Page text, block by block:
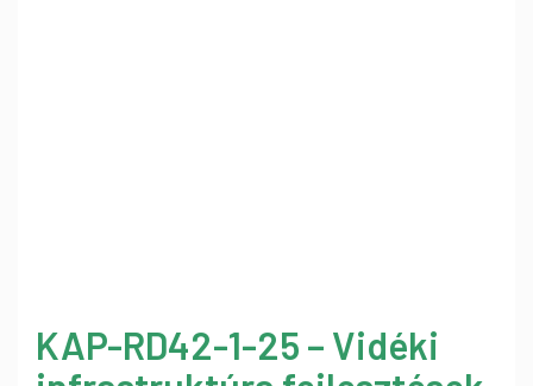
KAP-RD42-1-25 – Vidéki